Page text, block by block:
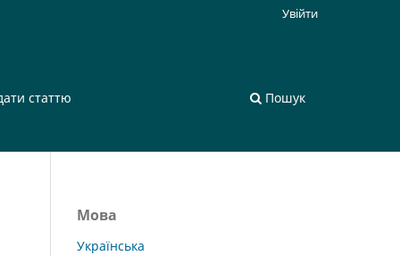
статтю Пошук
Увійти
Мова
Українська